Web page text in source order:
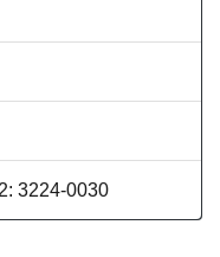
3224-0030